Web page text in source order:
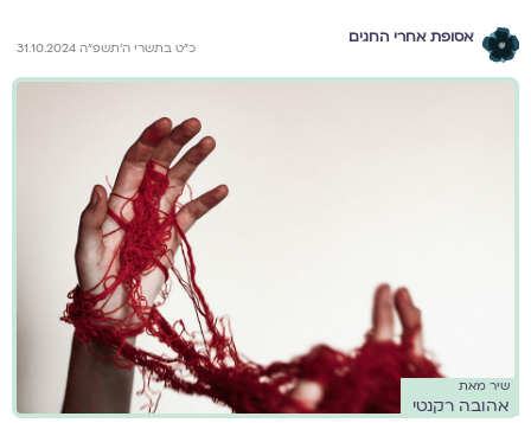
אסופת אחרי החגים
כ״ט בתשרי ה׳תשפ״ה 31.10.2024
שיר מאת
אהובה רקנטי